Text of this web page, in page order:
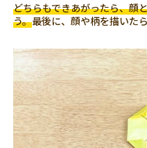
どちらもできあがったら、顔
う。最後に、顔や柄を描いたら